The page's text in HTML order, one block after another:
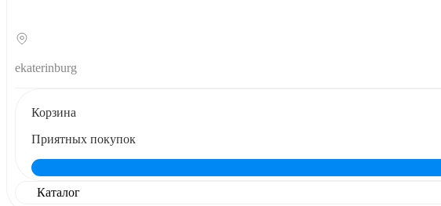
ekaterinburg
Корзина
Приятных покупок
Каталог